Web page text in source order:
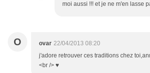
moi aussi !!! et je ne m'en lasse
O ovar 22/04/2013 08:20
j'adore retrouver ces traditions chez
<br /> ♥